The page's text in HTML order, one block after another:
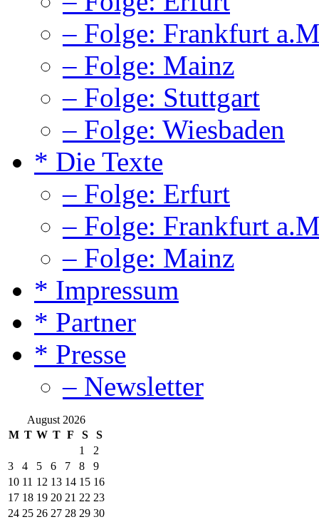
– Folge: Frankfurt
– Folge: Mainz
– Folge: Stuttgart
– Folge: Wiesbaden
* Die Texte
– Folge: Erfurt
– Folge: Frankfurt
– Folge: Mainz
* Impressum
* Partner
* Presse
– Newsletter
August 2026
M T W T F S
S
1
2
3
4 5 6 7 8
9
10 11 12 13 14 15 16
17 18 19 20 21 22 23
24 25 26 27 28 29 30